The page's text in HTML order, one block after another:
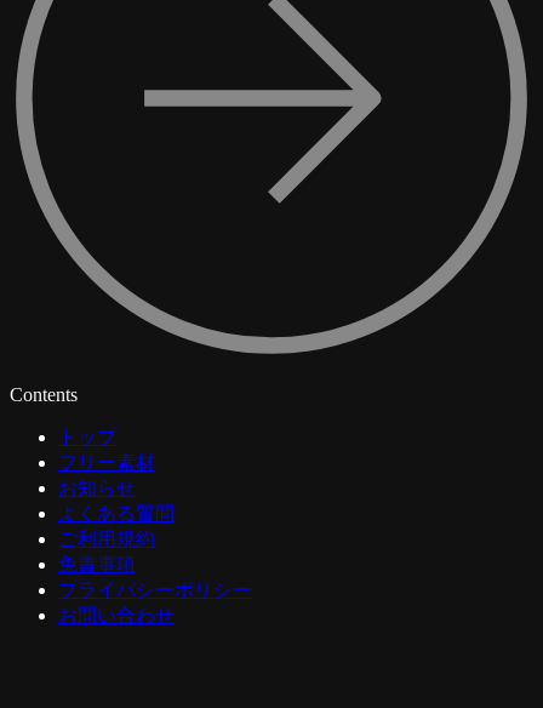
Contents
トップ
フリー素材
お知らせ
よくある質問
ご利用規約
免責事項
プライバシーポリシー
お問い合わせ